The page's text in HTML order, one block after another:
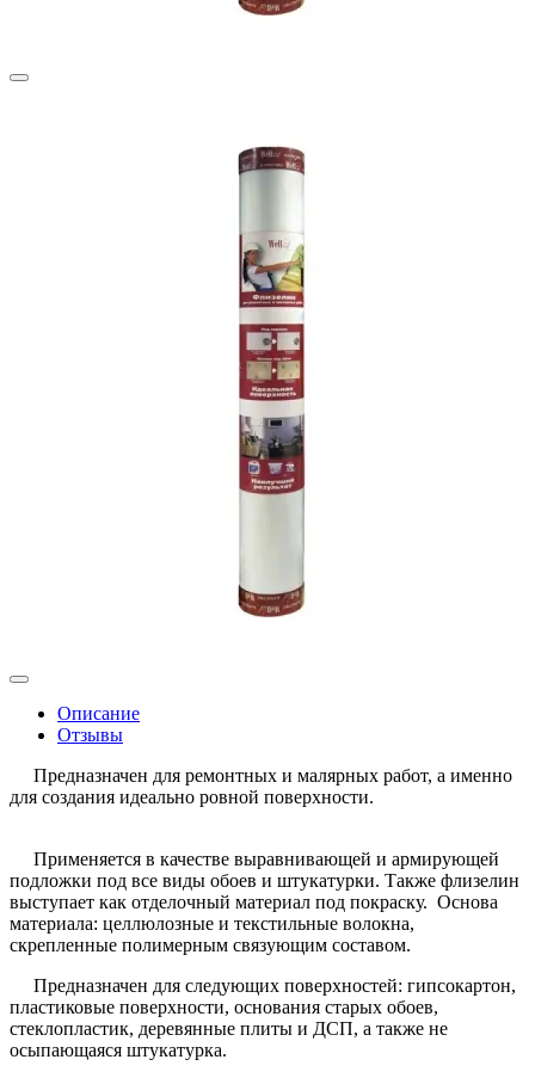
Описание
Отзывы
Предназначен для ремонтных и малярных работ, а именно
для создания идеально ровной поверхности.
Применяется в качестве выравнивающей и армирующей
подложки под все виды обоев и штукатурки. Также флизелин
выступает как отделочный материал под покраску. Основа
материала: целлюлозные и текстильные волокна,
скрепленные полимерным связующим составом.
Предназначен для следующих поверхностей: гипсокартон,
пластиковые поверхности, основания старых обоев,
стеклопластик, деревянные плиты и ДСП, а также не
осыпающаяся штукатурка.